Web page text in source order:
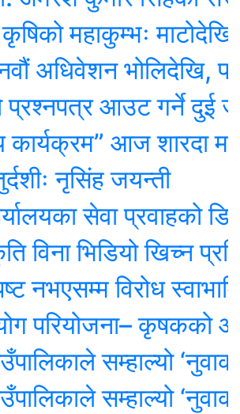
महाकुम्भः माटोदेखि
भोलिदेखि, पर्सि
आउट गर्ने दुई जना
आज शारदा
नृसिंह जयन्ती
सेवा प्रवाहको
भिडियो खिच्न
विरोध
कृषकको
सम्हाल्यो
सम्हाल्यो